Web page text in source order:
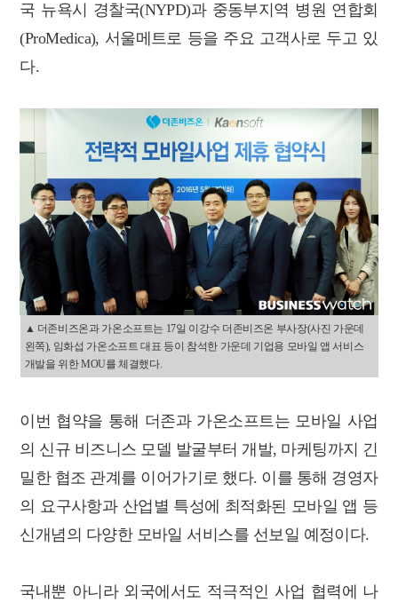
국 뉴욕시 경찰국(NYPD)과 중동부지역 병원 연합회
(ProMedica), 서울메트로 등을 주요 고객사로 두고 있
다.
▲ 더존비즈온과 가온소프트는 17일 이강수 더존비즈온 부사장(사진 가운데
왼쪽), 임화섭 가온소프트 대표 등이 참석한 가운데 기업용 모바일 앱 서비스
개발을 위한 MOU를 체결했다.
이번 협약을 통해 더존과 가온소프트는 모바일 사업
의 신규 비즈니스 모델 발굴부터 개발, 마케팅까지 긴
밀한 협조 관계를 이어가기로 했다. 이를 통해 경영자
의 요구사항과 산업별 특성에 최적화된 모바일 앱 등
신개념의 다양한 모바일 서비스를 선보일 예정이다.
국내뿐 아니라 외국에서도 적극적인 사업 협력에 나